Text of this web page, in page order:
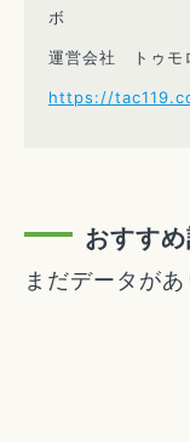
ボ
運営会社 トゥモ
https://
おすす
まだデータがあ